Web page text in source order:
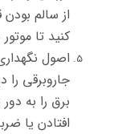
از سالم
کنید تا
اصول
جاروبرقی
برق را به
افتادن یا